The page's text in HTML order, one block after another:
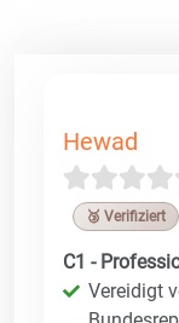
Hewad
🥉 Verifiziert
C1 -
Vereidigt